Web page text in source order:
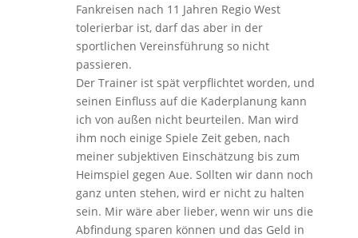
Fankreisen nach 11 Jahren Regio West
tolerierbar ist, darf das aber in der
sportlichen Vereinsführung so nicht
passieren.
Der Trainer ist spät verpflichtet worden, und
seinen Einfluss auf die Kaderplanung kann
ich von außen nicht beurteilen. Man wird
ihm noch einige Spiele Zeit geben, nach
meiner subjektiven Einschätzung bis zum
Heimspiel gegen Aue. Sollten wir dann noch
ganz unten stehen, wird er nicht zu halten
sein. Mir wäre aber lieber, wenn wir uns die
Abfindung sparen können und das Geld in